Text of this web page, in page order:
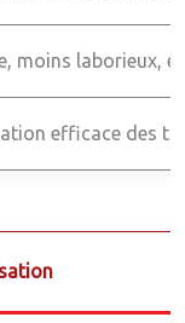
moins laborieux,
efficace des